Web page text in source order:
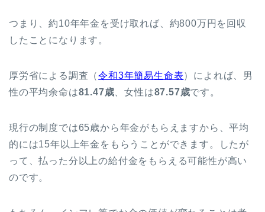
つまり、約10年年金を受け取れば、約800万円を回収
したことになります。
厚労省による調査（令和3年簡易生命表）によれば、男
性の平均余命は81.47歳 、女性は87.57歳です。
現行の制度では65歳から年金がもらえますから、平均
的には15年以上年金をもらうことができます。したが
って、払った分以上の給付金をもらえる可能性が高い
のです。